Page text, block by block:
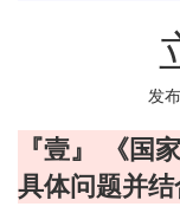
发
『壹』 《国
具体问题并